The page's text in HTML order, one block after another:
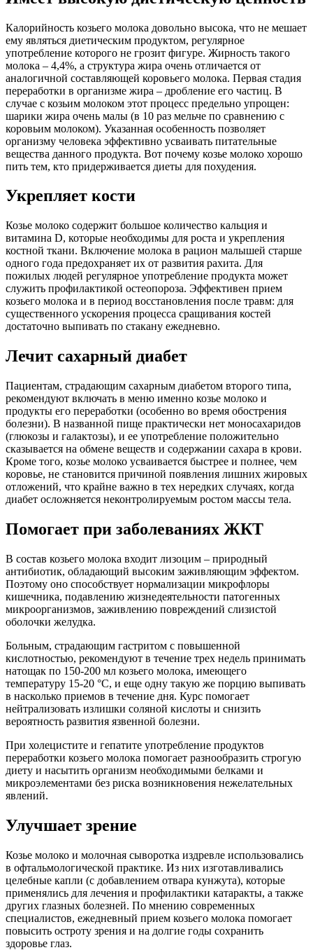
Калорийность козьего молока довольно высока, что не мешает
ему являться диетическим продуктом, регулярное
употребление которого не грозит фигуре. Жирность такого
молока – 4,4%, а структура жира очень отличается от
аналогичной составляющей коровьего молока. Первая стадия
переработки в организме жира – дробление его частиц. В
случае с козьим молоком этот процесс предельно упрощен:
шарики жира очень малы (в 10 раз мельче по сравнению с
коровьим молоком). Указанная особенность позволяет
организму человека эффективно усваивать питательные
вещества данного продукта. Вот почему козье молоко хорошо
пить тем, кто придерживается диеты для похудения.
Укрепляет кости
Козье молоко содержит большое количество кальция и
витамина D, которые необходимы для роста и укрепления
костной ткани. Включение молока в рацион малышей старше
одного года предохраняет их от развития рахита. Для
пожилых людей регулярное употребление продукта может
служить профилактикой остеопороза. Эффективен прием
козьего молока и в период восстановления после травм: для
существенного ускорения процесса сращивания костей
достаточно выпивать по стакану ежедневно.
Лечит сахарный диабет
Пациентам, страдающим сахарным диабетом второго типа,
рекомендуют включать в меню именно козье молоко и
продукты его переработки (особенно во время обострения
болезни). В названной пище практически нет моносахаридов
(глюкозы и галактозы), и ее употребление положительно
сказывается на обмене веществ и содержании сахара в крови.
Кроме того, козье молоко усваивается быстрее и полнее, чем
коровье, не становится причиной появления лишних жировых
отложений, что крайне важно в тех нередких случаях, когда
диабет осложняется неконтролируемым ростом массы тела.
Помогает при заболеваниях ЖКТ
В состав козьего молока входит лизоцим – природный
антибиотик, обладающий высоким заживляющим эффектом.
Поэтому оно способствует нормализации микрофлоры
кишечника, подавлению жизнедеятельности патогенных
микроорганизмов, заживлению повреждений слизистой
оболочки желудка.
Больным, страдающим гастритом с повышенной
кислотностью, рекомендуют в течение трех недель принимать
натощак по 150-200 мл козьего молока, имеющего
температуру 15-20 °С, и еще одну такую же порцию выпивать
в насколько приемов в течение дня. Курс помогает
нейтрализовать излишки соляной кислоты и снизить
вероятность развития язвенной болезни.
При холецистите и гепатите употребление продуктов
переработки козьего молока помогает разнообразить строгую
диету и насытить организм необходимыми белками и
микроэлементами без риска возникновения нежелательных
явлений.
Улучшает зрение
Козье молоко и молочная сыворотка издревле использовались
в офтальмологической практике. Из них изготавливались
целебные капли (с добавлением отвара кунжута), которые
применялись для лечения и профилактики катаракты, а также
других глазных болезней. По мнению современных
специалистов, ежедневный прием козьего молока помогает
повысить остроту зрения и на долгие годы сохранить
здоровье глаз.